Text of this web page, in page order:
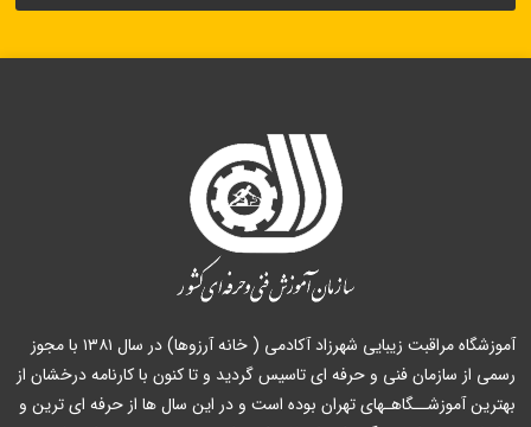
آموزشگاه مراقبت زیبایی شهرزاد آکادمی ( خانه آرزوها) در سال ۱۳۸۱ با مجوز
رسمی از سازمان فنی و حرفه ای تاسیس گردید و تا کنون با کارنامه درخشان از
بهترین آموزشــگاهـهای تهران بوده است و در این سال ها از حرفه ای ترین و